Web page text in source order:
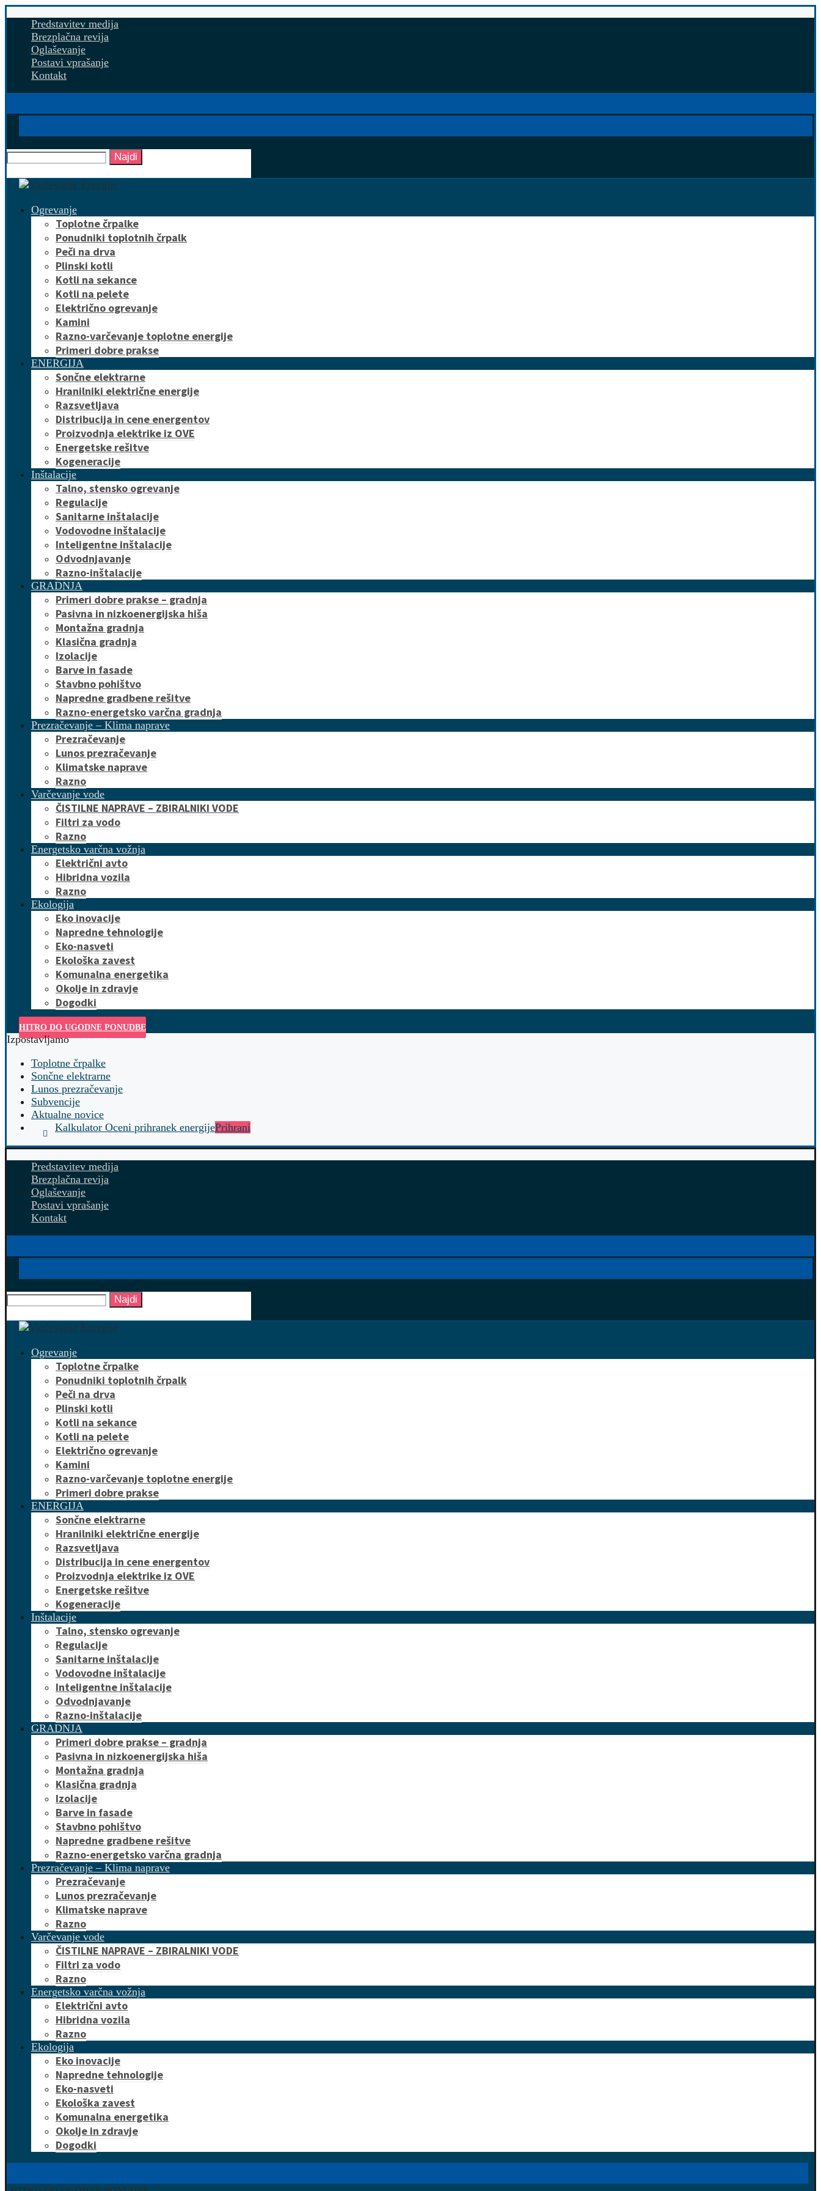
Predstavitev medija
Brezplačna revija
Oglaševanje
Postavi vprašanje
Kontakt
Najdi
Ogrevanje
Toplotne črpalke
Ponudniki toplotnih črpalk
Peči na drva
Plinski kotli
Kotli na sekance
Kotli na pelete
Električno ogrevanje
Kamini
Razno-varčevanje toplotne energije
Primeri dobre prakse
ENERGIJA
Sončne elektrarne
Hranilniki električne energije
Razsvetljava
Distribucija in cene energentov
Proizvodnja elektrike iz OVE
Energetske rešitve
Kogeneracije
Inštalacije
Talno, stensko ogrevanje
Regulacije
Sanitarne inštalacije
Vodovodne inštalacije
Inteligentne inštalacije
Odvodnjavanje
Razno-inštalacije
GRADNJA
Primeri dobre prakse – gradnja
Pasivna in nizkoenergijska hiša
Montažna gradnja
Klasična gradnja
Izolacije
Barve in fasade
Stavbno pohištvo
Napredne gradbene rešitve
Razno-energetsko varčna gradnja
Prezračevanje – Klima naprave
Prezračevanje
Lunos prezračevanje
Klimatske naprave
Razno
Varčevanje vode
ČISTILNE NAPRAVE – ZBIRALNIKI VODE
Filtri za vodo
Razno
Energetsko varčna vožnja
Električni avto
Hibridna vozila
Razno
Ekologija
Eko inovacije
Napredne tehnologije
Eko-nasveti
Ekološka zavest
Komunalna energetika
Okolje in zdravje
Dogodki
HITRO DO UGODNE PONUDBE
Izpostavljamo
Toplotne črpalke
Sončne elektrarne
Lunos prezračevanje
Subvencije
Aktualne novice
Kalkulator Oceni prihranek energijePrihrani
Predstavitev medija
Brezplačna revija
Oglaševanje
Postavi vprašanje
Kontakt
Najdi
Ogrevanje
Toplotne črpalke
Ponudniki toplotnih črpalk
Peči na drva
Plinski kotli
Kotli na sekance
Kotli na pelete
Električno ogrevanje
Kamini
Razno-varčevanje toplotne energije
Primeri dobre prakse
ENERGIJA
Sončne elektrarne
Hranilniki električne energije
Razsvetljava
Distribucija in cene energentov
Proizvodnja elektrike iz OVE
Energetske rešitve
Kogeneracije
Inštalacije
Talno, stensko ogrevanje
Regulacije
Sanitarne inštalacije
Vodovodne inštalacije
Inteligentne inštalacije
Odvodnjavanje
Razno-inštalacije
GRADNJA
Primeri dobre prakse – gradnja
Pasivna in nizkoenergijska hiša
Montažna gradnja
Klasična gradnja
Izolacije
Barve in fasade
Stavbno pohištvo
Napredne gradbene rešitve
Razno-energetsko varčna gradnja
Prezračevanje – Klima naprave
Prezračevanje
Lunos prezračevanje
Klimatske naprave
Razno
Varčevanje vode
ČISTILNE NAPRAVE – ZBIRALNIKI VODE
Filtri za vodo
Razno
Energetsko varčna vožnja
Električni avto
Hibridna vozila
Razno
Ekologija
Eko inovacije
Napredne tehnologije
Eko-nasveti
Ekološka zavest
Komunalna energetika
Okolje in zdravje
Dogodki